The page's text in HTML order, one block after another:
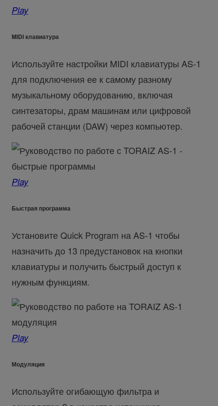
Play
MIDI клавиатура
Используйте настройки MIDI клавиатуры AS-1
для подключения ее к самому разному
музыкальному оборудованию, включая
синтезаторы, драм машинам или цифровой
рабочей станции (DAW) через компьютер.
Play
Быстрая программа
Установите Quick Program на AS-1 чтобы
назначить до 13 предустановок на кнопки
клавиатуры и получить быстрый доступ к
нужным функциям.
Play
Модуляция
Используйте огибающую фильтра и